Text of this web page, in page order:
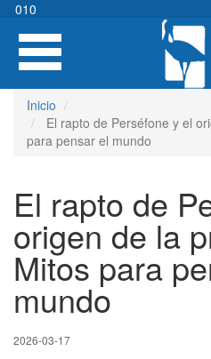
Pasar
contenido
principal
010
Toggle
navigation
Inicio
El rapto de Perséfone y el
para pensar el mundo
El rapto de
origen de la
Mitos para
mundo
2026-03-17